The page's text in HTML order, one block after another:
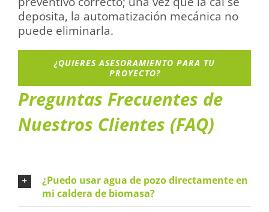
deposita, la automatización mecánica no
puede eliminarla.
¿QUIERES ASESORAMIENTO PARA TU
PROYECTO?
Preguntas Frecuentes de
Nuestros Clientes (FAQ)
¿Puedo usar agua de pozo directamente en
mi caldera de biomasa?